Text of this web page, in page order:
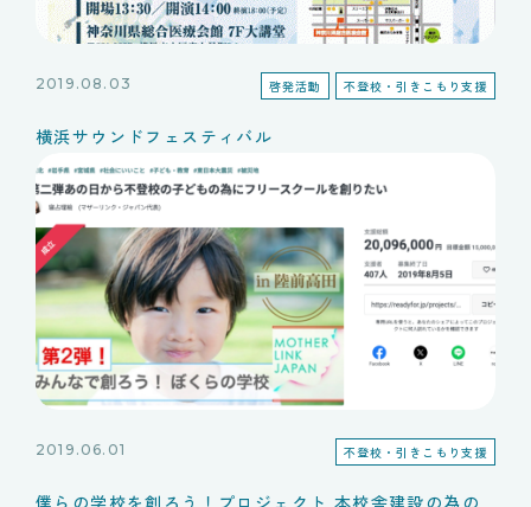
2019.08.03 啓発活動 不登校・引きこもり支援
横浜サウンドフェスティバル
2019.06.01 不登校・引きこもり支援
僕らの学校を創ろう！プロジェクト 本校舎建設の為の